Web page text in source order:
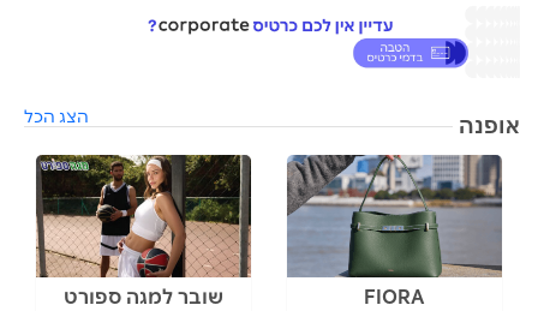
אופנה הצג הכל
FIORA שובר למגה ספורט